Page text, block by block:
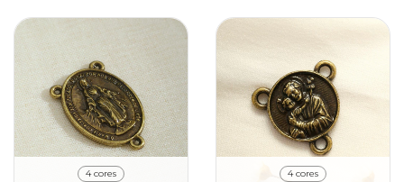
4 cores 4 cores